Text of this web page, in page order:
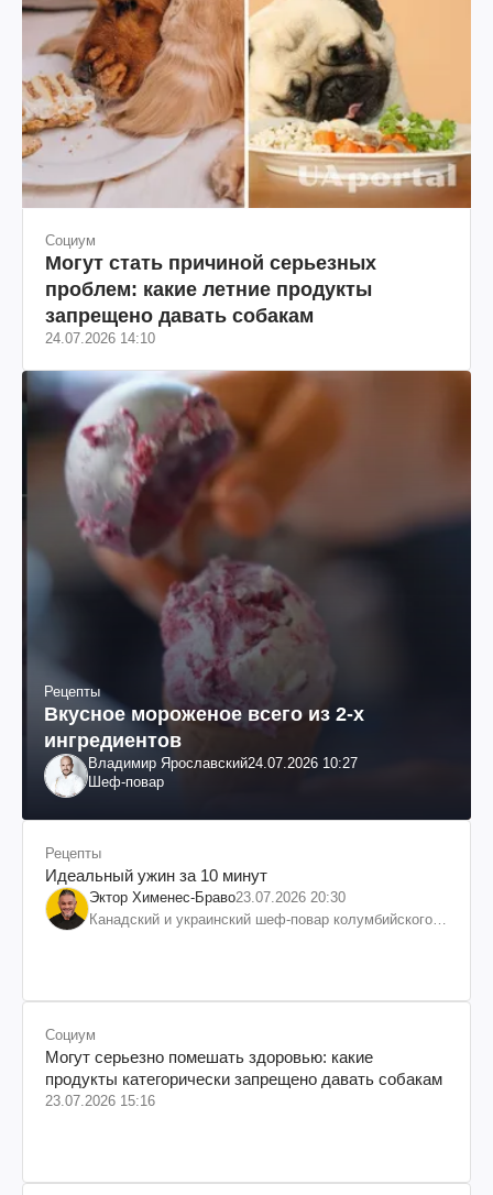
Социум
Могут стать причиной серьезных
проблем: какие летние продукты
запрещено давать собакам
24.07.2026 14:10
Рецепты
Вкусное мороженое всего из 2-х
ингредиентов
Владимир Ярославский24.07.2026 10:27
Шеф-повар
Рецепты
Идеальный ужин за 10 минут
Эктор Хименес-Браво23.07.2026 20:30
Канадский и украинский шеф-повар колумбийского
Социум
Могут серьезно помешать здоровью: какие
продукты категорически запрещено давать собакам
23.07.2026 15:16